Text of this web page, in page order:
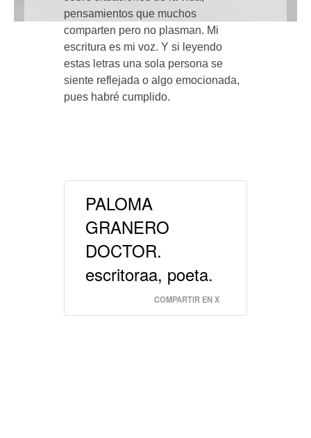
pensamientos que muchos
comparten pero no plasman. Mi
escritura es mi voz. Y si leyendo
estas letras una sola persona se
siente reflejada o algo emocionada,
pues habré cumplido.
PALOMA
GRANERO
DOCTOR.
escritoraa, poeta.
COMPARTIR EN X